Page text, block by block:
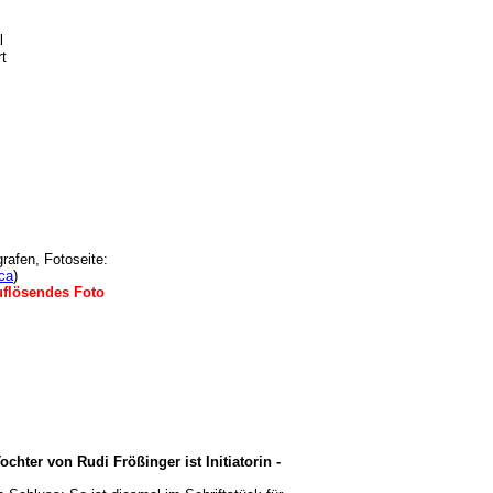
Fotoseite:
)
Foto
von Rudi Frößinger ist Initiatorin -